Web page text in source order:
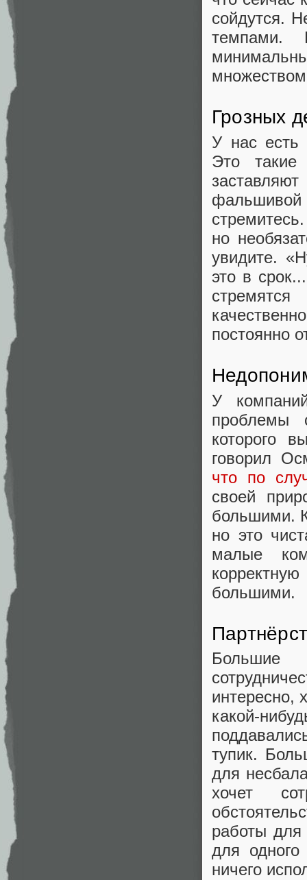
сойдутся.
Грозных
У нас
Это
но
увидите.
это в
постоянно
У
проблемы
которого
говорил
что по
своей
большими.
но это
малые
большими.
Большие
интересно,
какой-
тупик.
для
хочет
работы
для
ничего